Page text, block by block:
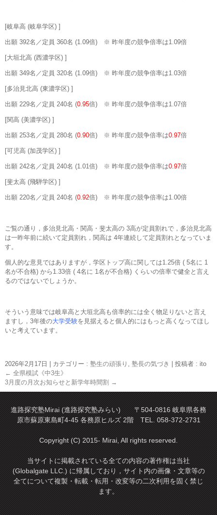
[岐阜高 (岐阜学区) ]
出願 392名／定員 360名 (1.09倍) ※ 昨年度の競争倍率は1.09倍
[大垣北高 (西濃学区) ]
出願 349名／定員 320名 (1.09倍) ※ 昨年度の競争倍率は1.03倍
[多治見北高 (東濃学区) ]
出願 229名／定員 240名 (0.95倍) ※ 昨年度の競争倍率は1.07倍
[関高 (美濃学区) ]
出願 253名／定員 280名 (0.90倍) ※ 昨年度の競争倍率は0.97倍
[可児高 (加茂学区) ]
出願 242名／定員 240名 (1.01倍) ※ 昨年度の競争倍率は0.97倍
[斐太高 (飛騨学区) ]
出願 220名／定員 240名 (0.92倍) ※ 昨年度の競争倍率は1.00倍
ご覧の通り，多治見北高・関高・斐太高の 3高が定員割れで，多治見北高
は一昨年前に続いて定員割れ，関高は 4年連続して定員割れとなっていま
す。
個人的な意見ではありますが，学区トップ高に関しては1.25倍 ( 5名に 1
名が不合格) から1.33倍 ( 4名に 1名が不合格) くらいの倍率で健全と言え
るのではないでしょうか。
そういう意味では岐阜高と大垣北高も倍率的には全く物足りないと言え
ますし，3年後の大学受験を見据えると個人的にはもっと高くなってほし
いと考えています。
2026年2月17日 カテゴリー : 塾生の頑張り , 塾長の気づき
投稿者 : ito
← 全県模試《中3生》
3月度の月次お知らせと新学年時間割 →
進路探究塾Mirai (進路探究塾みらい) 〒504-0816 岐阜県各務
原市蘇原東島町4-45 各務原ヒルズ 2階 TEL. 058-372-2731
Copyright (C) 2015- Mirai, All rights reserved.
当サイトに掲載されている全ての内容の著作権は当社
(Globalgate LLC.) に帰属しており，サイト内の画像・文章等の
全てについて複製・転載・転用・改変等の二次利用を固く禁じ
ます。